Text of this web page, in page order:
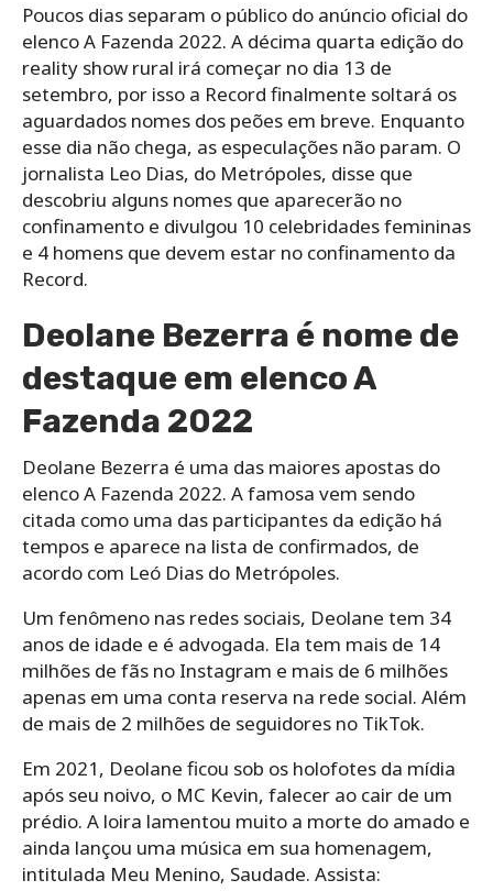
Poucos dias separam o público do anúncio oficial do
elenco A Fazenda 2022. A décima quarta edição do
reality show rural irá começar no dia 13 de
setembro, por isso a Record finalmente soltará os
aguardados nomes dos peões em breve. Enquanto
esse dia não chega, as especulações não param. O
jornalista Leo Dias, do Metrópoles, disse que
descobriu alguns nomes que aparecerão no
confinamento e divulgou 10 celebridades femininas
e 4 homens que devem estar no confinamento da
Record.
Deolane Bezerra é nome de
destaque em elenco A
Fazenda 2022
Deolane Bezerra é uma das maiores apostas do
elenco A Fazenda 2022. A famosa vem sendo
citada como uma das participantes da edição há
tempos e aparece na lista de confirmados, de
acordo com Leó Dias do Metrópoles.
Um fenômeno nas redes sociais, Deolane tem 34
anos de idade e é advogada. Ela tem mais de 14
milhões de fãs no Instagram e mais de 6 milhões
apenas em uma conta reserva na rede social. Além
de mais de 2 milhões de seguidores no TikTok.
Em 2021, Deolane ficou sob os holofotes da mídia
após seu noivo, o MC Kevin, falecer ao cair de um
prédio. A loira lamentou muito a morte do amado e
ainda lançou uma música em sua homenagem,
intitulada Meu Menino, Saudade. Assista: